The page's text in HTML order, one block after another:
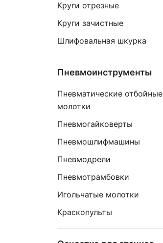
Круги отрезные
Круги зачистные
Шлифовальная шкурка
Пневмоинструменты
Пневматические отбойные
молотки
Пневмогайковерты
Пневмошлифмашины
Пневмодрели
Пневмотрамбовки
Игольчатые молотки
Краскопульты